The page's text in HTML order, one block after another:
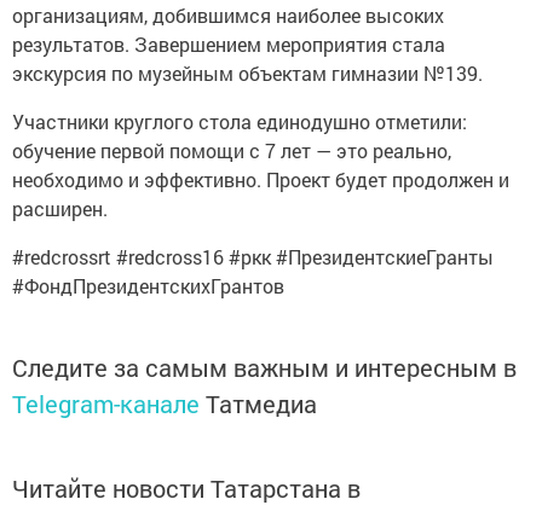
организациям, добившимся наиболее высоких
результатов. Завершением мероприятия стала
экскурсия по музейным объектам гимназии №139.
Участники круглого стола единодушно отметили:
обучение первой помощи с 7 лет — это реально,
необходимо и эффективно. Проект будет продолжен и
расширен.
#redcrossrt #redcross16 #ркк #ПрезидентскиеГранты
#ФондПрезидентскихГрантов
Следите за самым важным и интересным в
Telegram-канале Татмедиа
Читайте новости Татарстана в